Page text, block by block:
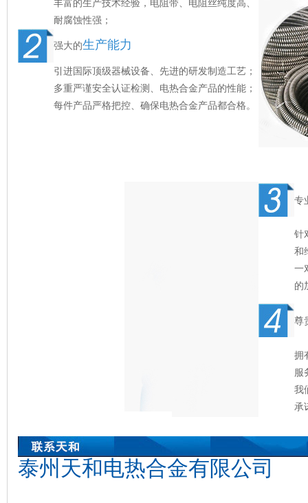
丰富的生产技术经验，电阻带、电阻丝纯度高、
耐腐蚀性强；
强大的生产能力
引进国际顶级器械设备、先进的研发制造工艺；
多重严谨安全认证检测、电热合金产品的性能；
每件产品严格把控、确保电热合金产品都合格。
专
针
和
一
的
尊
拥
服
我
承
泰州天和电热合金有限公司